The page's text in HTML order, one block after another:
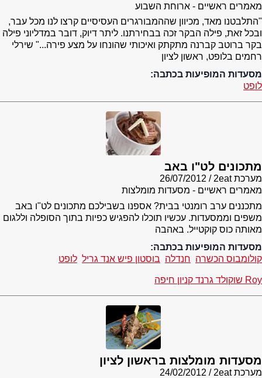
מאמרים ראשיים - ארוחת השבוע
"התלבטנו מאד, מכיוון שההמבורגרים העסיסיים קרצו לנו מכל עבר,
ובכל זאת, פילה הבקר זכה בבחירתנו. ליתר דיוק, דובר במדליוני פילה
בקר ברוטב קברנה מתקתק ואיכותי שהונחו על מצע פירה..." שירלי
רחמים בלופט, ראשון לציון
מסעדות המופיעות בכתבה:
לופט
מתכונים לט"ו באב
מערכת 2eat
26/07/2012
מאמרים ראשיים - מסעדות מומלצות
מתכננים ערב רומנטי בבית? אספנו בשבילכם מתכונים לט"ו באב
משפים וממסעדות. עכשיו תוכלו להפגיש כפיות בתוך הסופלה וללגום
מאותה כוס קוקטייל. באהבה
מסעדות המופיעות בכתבה:
קולומבוס הכשרה חנדלה בוסטון פיש אנד גריל לופט
Roy שוקולד גרנד קניון חיפה
מסעדות מומלצות בראשון לציון
מערכת 2eat
24/02/2012